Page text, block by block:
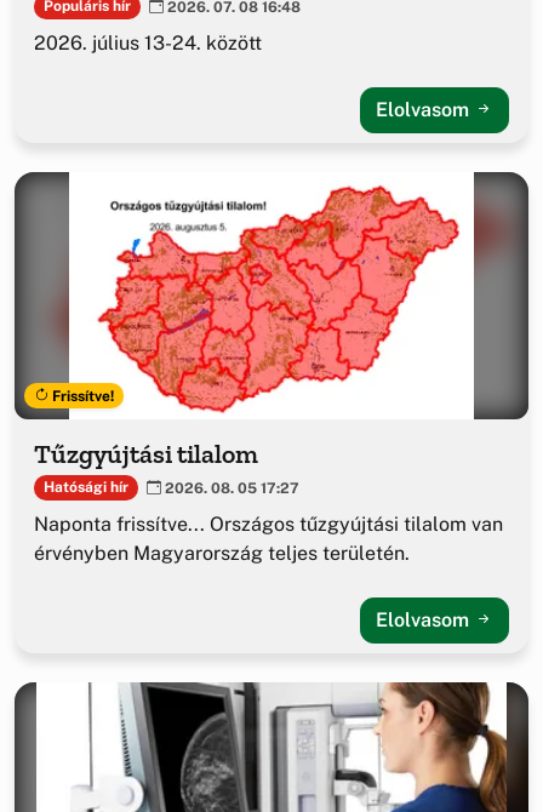
Populáris hír 2026. 07. 08 16:48
2026. július 13-24. között
Elolvasom
Frissítve!
Tűzgyújtási tilalom
Hatósági hír 2026. 08. 05 17:27
Naponta frissítve... Országos tűzgyújtási tilalom van
érvényben Magyarország teljes területén.
Elolvasom